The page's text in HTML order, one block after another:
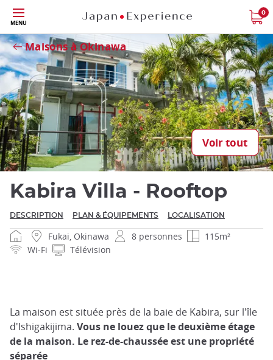
Skip
to
main
content
MENU
0
Maisons à Okinawa
Voir tout
Fermer
Kabira Villa - Rooftop
DESCRIPTION PLAN & ÉQUIPEMENTS LOCALISATION
Fukai, Okinawa 8 personnes
115m²
Wi-Fi
Télévision
La maison est située près de la baie de Kabira, sur l'île
d'Ishigakijima. Vous ne louez que le deuxième étage
de la maison. Le rez-de-chaussée est une propriété
séparée
Fermer